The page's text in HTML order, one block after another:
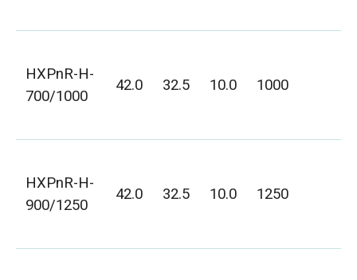
HXPnR-H-
700/1000
42.0 32.5 10.0 1000
HXPnR-H-
900/1250
42.0 32.5 10.0 1250